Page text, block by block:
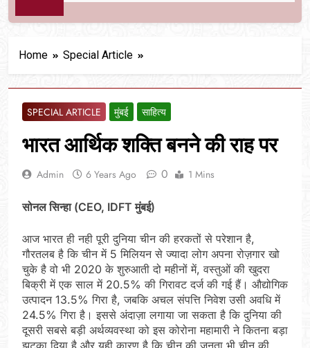
Home Special Article
SPECIAL ARTICLE मुंबई साहित्य
भारत आर्थिक शक्ति बनने की राह पर
Admin 6 Years Ago 0 1 Mins
सोनल सिन्हा (CEO, IDFT मुंबई)
आज भारत ही नही पूरी दुनिया चीन की हरकतों से परेशान है,
गौरतलब है कि चीन में 5 मिलियन से ज्यादा लोग अपना रोज़गार खो
चुके है वो भी 2020 के शुरुआती दो महीनों में, वस्तुओं की खुदरा
बिक्री में एक साल में 20.5% की गिरावट दर्ज की गई हैं। औद्योगिक
उत्पादन 13.5% गिरा है, जबकि अचल संपत्ति निवेश उसी अवधि में
24.5% गिरा है। इससे अंदाज़ा लगाया जा सकता है कि दुनिया की
दूसरी सबसे बड़ी अर्थव्यवस्था को इस कोरोना महामारी ने कितना बड़ा
झटका दिया है और यही कारण है कि चीन की जनता भी चीन की